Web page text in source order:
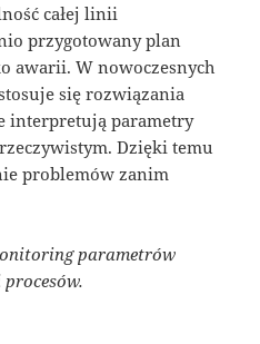
całej linii
przygotowany plan
awarii. W nowoczesnych
się rozwiązania
interpretują parametry
Dzięki temu
problemów zanim
parametrów